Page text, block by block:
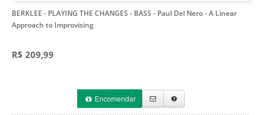
BERKLEE - PLAYING THE CHANGES - BASS - Paul Del Nero- A Linear
Approach to Improvising
R$ 209,99
Encomendar